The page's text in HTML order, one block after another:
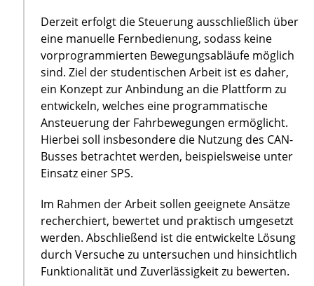
Derzeit erfolgt die Steuerung ausschließlich über
eine manuelle Fernbedienung, sodass keine
vorprogrammierten Bewegungsabläufe möglich
sind. Ziel der studentischen Arbeit ist es daher,
ein Konzept zur Anbindung an die Plattform zu
entwickeln, welches eine programmatische
Ansteuerung der Fahrbewegungen ermöglicht.
Hierbei soll insbesondere die Nutzung des CAN-
Busses betrachtet werden, beispielsweise unter
Einsatz einer SPS.
Im Rahmen der Arbeit sollen geeignete Ansätze
recherchiert, bewertet und praktisch umgesetzt
werden. Abschließend ist die entwickelte Lösung
durch Versuche zu untersuchen und hinsichtlich
Funktionalität und Zuverlässigkeit zu bewerten.